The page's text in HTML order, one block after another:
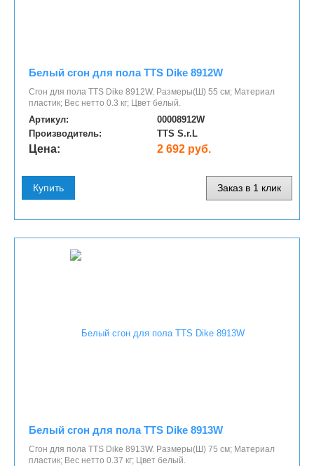
Белый сгон для пола TTS Dike 8912W
Сгон для пола TTS Dike 8912W. Размеры(Ш) 55 см; Материал
пластик; Вес нетто 0.3 кг; Цвет белый.
Артикул:
00008912W
Производитель:
TTS S.r.L
Цена: 2 692 руб.
Купить Заказ в 1 клик
Белый сгон для пола TTS Dike 8913W
Сгон для пола TTS Dike 8913W. Размеры(Ш) 75 см; Материал
пластик; Вес нетто 0.37 кг; Цвет белый.